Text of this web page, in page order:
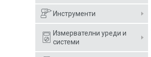
Инструменти
Измервателни уреди и
системи